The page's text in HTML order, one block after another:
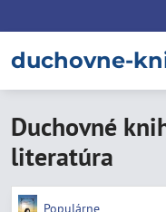
duchovne-
Duchovné
literatúra
Populárne